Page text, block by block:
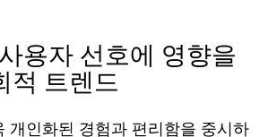
용자 선호에 영향을
적 트렌드
개인화된 경험과 편리함을 중시하